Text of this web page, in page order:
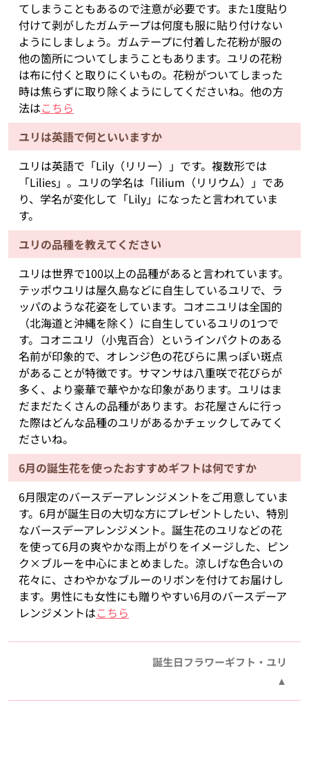
てしまうこともあるので注意が必要です。また1度貼り
付けて剥がしたガムテープは何度も服に貼り付けない
ようにしましょう。ガムテープに付着した花粉が服の
他の箇所についてしまうこともあります。ユリの花粉
は布に付くと取りにくいもの。花粉がついてしまった
時は焦らずに取り除くようにしてくださいね。他の方
法はこちら
ユリは英語で何といいますか
ユリは英語で「Lily（リリー）」です。複数形では
「Lilies」。ユリの学名は「lilium（リリウム）」であ
り、学名が変化して「Lily」になったと言われていま
す。
ユリの品種を教えてください
ユリは世界で100以上の品種があると言われています。
テッポウユリは屋久島などに自生しているユリで、ラ
ッパのような花姿をしています。コオニユリは全国的
（北海道と沖縄を除く）に自生しているユリの1つで
す。コオニユリ（小鬼百合）というインパクトのある
名前が印象的で、オレンジ色の花びらに黒っぽい斑点
があることが特徴です。サマンサは八重咲で花びらが
多く、より豪華で華やかな印象があります。ユリはま
だまだたくさんの品種があります。お花屋さんに行っ
た際はどんな品種のユリがあるかチェックしてみてく
ださいね。
6月の誕生花を使ったおすすめギフトは何ですか
6月限定のバースデーアレンジメントをご用意していま
す。6月が誕生日の大切な方にプレゼントしたい、特別
なバースデーアレンジメント。誕生花のユリなどの花
を使って6月の爽やかな雨上がりをイメージした、ピン
ク×ブルーを中心にまとめました。涼しげな色合いの
花々に、さわやかなブルーのリボンを付けてお届けし
ます。男性にも女性にも贈りやすい6月のバースデーア
レンジメントはこちら
誕生日フラワーギフト・ユリ